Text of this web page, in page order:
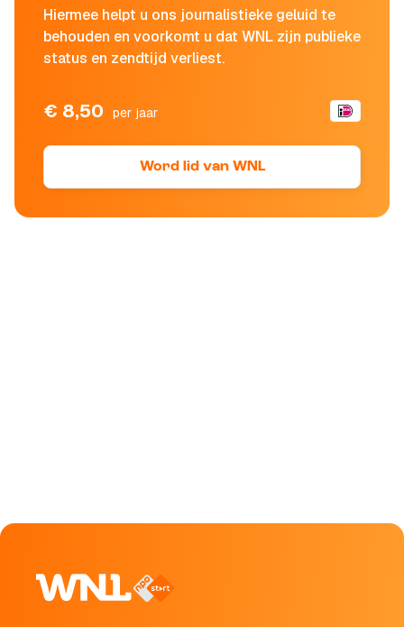
Hiermee helpt u ons journalistieke geluid te
behouden en voorkomt u dat WNL zijn publieke
status en zendtijd verliest.
€ 8,50 per jaar
Word lid van WNL